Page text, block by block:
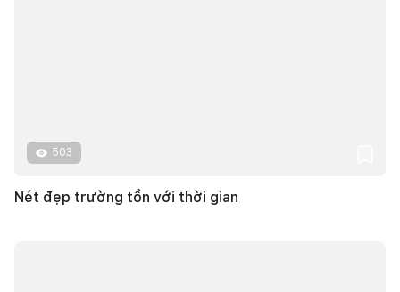
503
Nét đẹp trường tồn với thời gian